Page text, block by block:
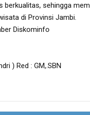
berkualitas, sehingga
di Provinsi Jambi.
Diskominfo
) Red : GM,.SBN